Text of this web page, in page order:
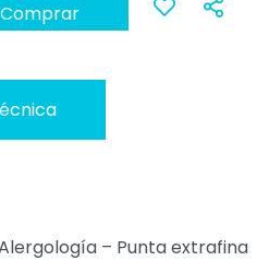
Comprar
– Punta extrafina